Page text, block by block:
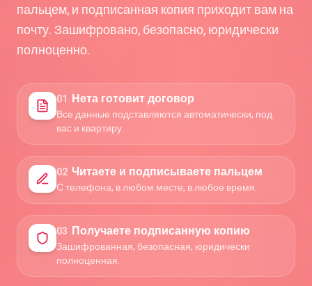
пальцем, и подписанная копия приходит вам на
почту. Зашифровано, безопасно, юридически
полноценно.
01 Нета готовит договор
Все данные подставляются автоматически, под
вас и квартиру.
02 Читаете и подписываете пальцем
С телефона, в любом месте, в любое время.
03 Получаете подписанную копию
Зашифрованная, безопасная, юридически
полноценная.